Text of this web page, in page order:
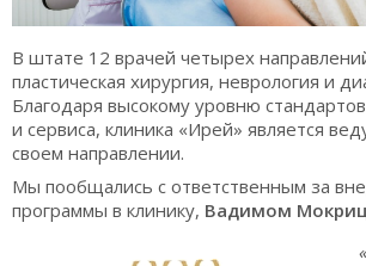
В штате 12 врачей четырех
пластическая хирургия, неврология и
Благодаря высокому уровню
и сервиса, клиника «Ирей» является
своем направлении.
Мы пообщались с ответственным за
программы в клинику, Вадимом